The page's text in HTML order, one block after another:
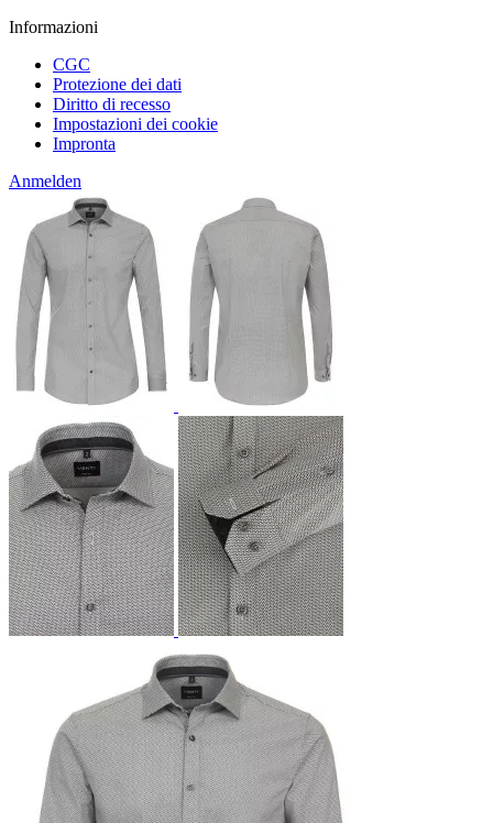
Informazioni
CGC
Protezione dei dati
Diritto di recesso
Impostazioni dei cookie
Impronta
Anmelden